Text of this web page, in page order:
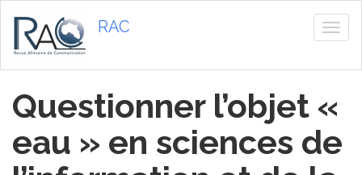
contenu
RAC
Questionner l’objet «
eau » en sciences de